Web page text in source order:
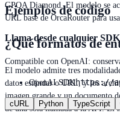
GPQA Diamond. El modelo se
URL base de OrcaRouter para
¿Qué formatos de
El modelo admite tres
datos estándar o URL, y los
imagen grande y un documento
de una sola llamada a la API. El
Ejemplos de código
Llama desde cualquier SDK
Compatible con OpenAI:
OpenAI SDKhttps://
cURL Python TypeScript